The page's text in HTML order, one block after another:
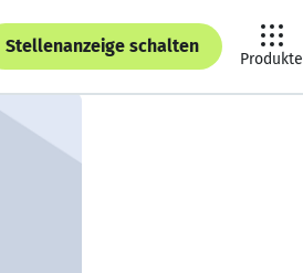
Stellenanzeige schalten
Produkte